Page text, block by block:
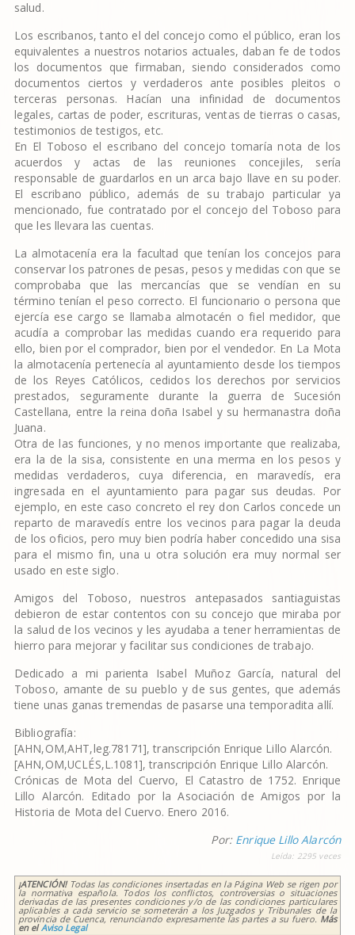
salud.
Los escribanos, tanto el del concejo como el público, eran los
equivalentes a nuestros notarios actuales, daban fe de todos
los documentos que firmaban, siendo considerados como
documentos ciertos y verdaderos ante posibles pleitos o
terceras personas. Hacían una infinidad de documentos
legales, cartas de poder, escrituras, ventas de tierras o casas,
testimonios de testigos, etc.
En El Toboso el escribano del concejo tomaría nota de los
acuerdos y actas de las reuniones concejiles, sería
responsable de guardarlos en un arca bajo llave en su poder.
El escribano público, además de su trabajo particular ya
mencionado, fue contratado por el concejo del Toboso para
que les llevara las cuentas.
La almotacenía era la facultad que tenían los concejos para
conservar los patrones de pesas, pesos y medidas con que se
comprobaba que las mercancías que se vendían en su
término tenían el peso correcto. El funcionario o persona que
ejercía ese cargo se llamaba almotacén o fiel medidor, que
acudía a comprobar las medidas cuando era requerido para
ello, bien por el comprador, bien por el vendedor. En La Mota
la almotacenía pertenecía al ayuntamiento desde los tiempos
de los Reyes Católicos, cedidos los derechos por servicios
prestados, seguramente durante la guerra de Sucesión
Castellana, entre la reina doña Isabel y su hermanastra doña
Juana.
Otra de las funciones, y no menos importante que realizaba,
era la de la sisa, consistente en una merma en los pesos y
medidas verdaderos, cuya diferencia, en maravedís, era
ingresada en el ayuntamiento para pagar sus deudas. Por
ejemplo, en este caso concreto el rey don Carlos concede un
reparto de maravedís entre los vecinos para pagar la deuda
de los oficios, pero muy bien podría haber concedido una sisa
para el mismo fin, una u otra solución era muy normal ser
usado en este siglo.
Amigos del Toboso, nuestros antepasados santiaguistas
debieron de estar contentos con su concejo que miraba por
la salud de los vecinos y les ayudaba a tener herramientas de
hierro para mejorar y facilitar sus condiciones de trabajo.
Dedicado a mi parienta Isabel Muñoz García, natural del
Toboso, amante de su pueblo y de sus gentes, que además
tiene unas ganas tremendas de pasarse una temporadita allí.
Bibliografía:
[AHN,OM,AHT,leg.78171], transcripción Enrique Lillo Alarcón.
[AHN,OM,UCLÉS,L.1081], transcripción Enrique Lillo Alarcón.
Crónicas de Mota del Cuervo, El Catastro de 1752. Enrique
Lillo Alarcón. Editado por la Asociación de Amigos por la
Historia de Mota del Cuervo. Enero 2016.
Por: Enrique Lillo Alarcón
Leída: 2295 veces
¡ATENCIÓN!Todas las condiciones insertadas en la Página Web se rigen por
la normativa española. Todos los conflictos, controversias o situaciones
derivadas de las presentes condiciones y/o de las condiciones particulares
aplicables a cada servicio se someterán a los Juzgados y Tribunales de la
provincia de Cuenca, renunciando expresamente las partes a su fuero. Más
en elAviso Legal